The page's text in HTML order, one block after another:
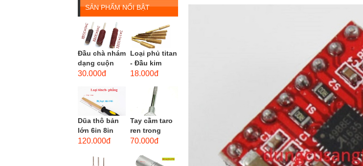
SẢN PHẨM NỔI BẬT
Đầu chà nhám
dạng cuộn
loại dài gắn
cốt 3mm
đầu...
30.000đ
Loại phủ titan
- Đầu kim
cương hình
(mũi mài...
18.000đ
Dũa thô bản
lớn 6in 8in
phẳng - độ
120.000đ
Tay cầm taro
ren trong
dùng cho mũi
M12
70.000đ